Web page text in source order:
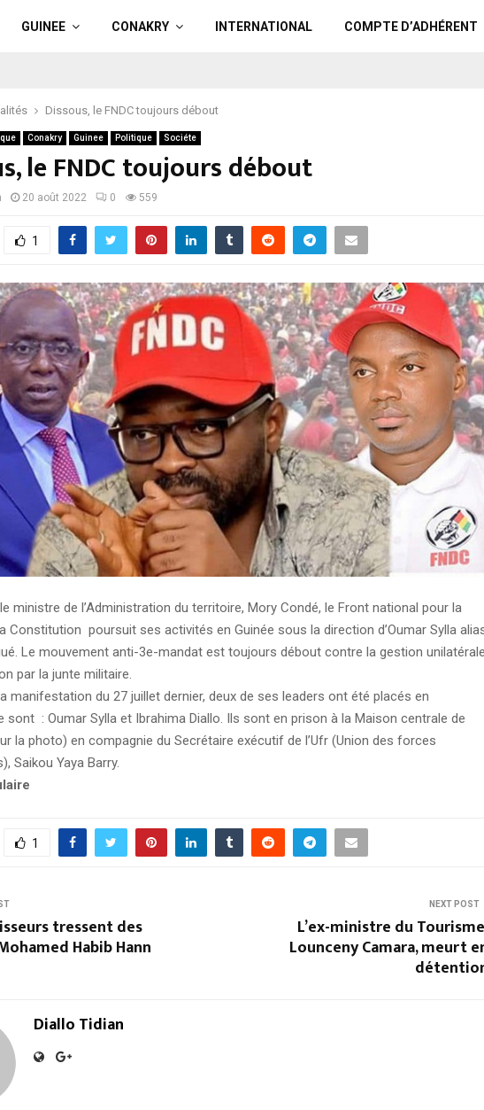
GUINEE CONAKRY INTERNATIONAL COMPTE D’ADHÉRENT
Dissous, le FNDC toujours débout
Conakry Guinee Politique Sociéte
le FNDC toujours débout
20 août 2022 0 559
1
ministre de l’Administration du territoire, Mory Condé, le Front national pour la
Constitution poursuit ses activités en Guinée sous la direction d’Oumar Sylla
Le mouvement anti-3e-mandat est toujours débout contre la gestion unilatérale
par la junte militaire.
manifestation du 27 juillet dernier, deux de ses leaders ont été placés en
sont : Oumar Sylla et Ibrahima Diallo. Ils sont en prison à la Maison centrale de
la photo) en compagnie du Secrétaire exécutif de l’Ufr (Union des forces
Saikou Yaya Barry.
1
tressent des
Habib Hann
NEXT POST
L’ex-ministre du
Lounceny Camara, meurt
Diallo Tidian